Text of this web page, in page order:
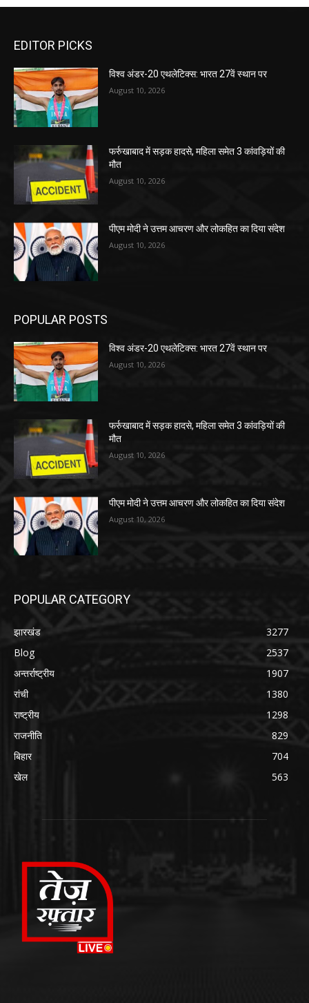
EDITOR PICKS
विश्व अंडर-20 एथलेटिक्स: भारत 27वें स्थान पर
August 10, 2026
फर्रुखाबाद में सड़क हादसे, महिला समेत 3 कांवड़ियों की
मौत
August 10, 2026
पीएम मोदी ने उत्तम आचरण और लोकहित का दिया संदेश
August 10, 2026
POPULAR POSTS
विश्व अंडर-20 एथलेटिक्स: भारत 27वें स्थान पर
August 10, 2026
फर्रुखाबाद में सड़क हादसे, महिला समेत 3 कांवड़ियों की
मौत
August 10, 2026
पीएम मोदी ने उत्तम आचरण और लोकहित का दिया संदेश
August 10, 2026
POPULAR CATEGORY
झारखंड
3277
Blog
2537
अन्तर्राष्ट्रीय
1907
रांची
1380
राष्ट्रीय
1298
राजनीति
829
बिहार
704
खेल
563